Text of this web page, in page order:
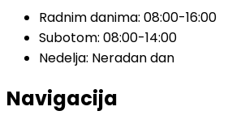
Radnim danima: 08:00-16:00
Subotom: 08:00-14:00
Nedelja: Neradan dan
Navigacija